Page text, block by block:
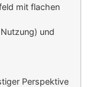
mit flachen
und
Perspektive